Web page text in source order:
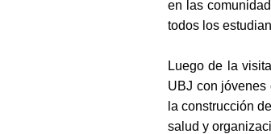
en las
todos los
Luego de la
UBJ con jóvenes
la construcción
salud y